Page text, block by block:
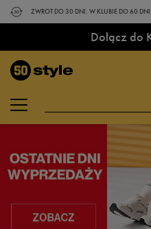
ZWROT DO 30 DNI. W KLUBIE DO 60 DNI.
Dołącz do